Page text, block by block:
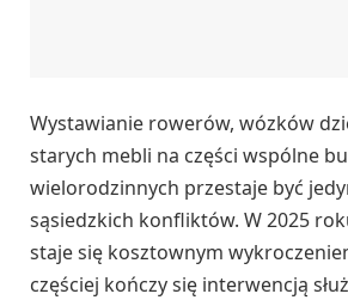
Wystawianie rowerów, wózków
starych mebli na części wspólne
wielorodzinnych przestaje być
sąsiedzkich konfliktów. W 2025
staje się kosztownym
częściej kończy się interwencją